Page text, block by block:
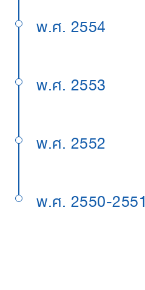
พ.ศ. 2554
พ.ศ. 2553
พ.ศ. 2552
พ.ศ. 2550-2551